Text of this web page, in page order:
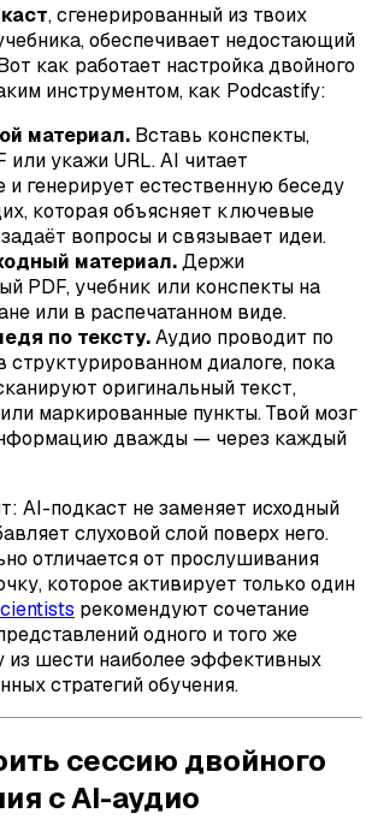
, сгенерированный из твоих
обеспечивает недостающий
как работает настройка двойного
инструментом, как Podcastify:
материал. Вставь конспекты,
или укажи URL. AI читает
генерирует естественную беседу
которая объясняет ключевые
вопросы и связывает идеи.
материал.Держи
PDF, учебник или конспекты на
или в распечатанном виде.
по тексту.Аудио проводит по
структурированном диалоге, пока
оригинальный текст,
маркированные пункты. Твой мозг
дважды — через каждый
AI-подкаст не заменяет исходный
слуховой слой поверх него.
отличается от прослушивания
которое активирует только один
рекомендуют сочетание
одного и того же
из шести наиболее эффективных
стратегий обучения.
сессию двойного
с AI-аудио